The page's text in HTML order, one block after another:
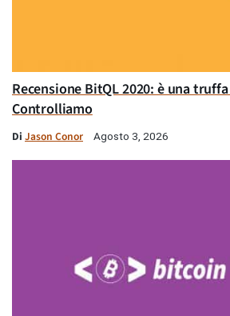
Recensione BitQL 2020: è una
Controlliamo
Di Jason Conor Agosto 3, 2026